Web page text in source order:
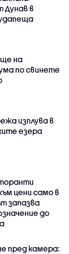
Дунав в
на
по свинете
изплува в
езера
цени само в
запазва
до
пред камера: